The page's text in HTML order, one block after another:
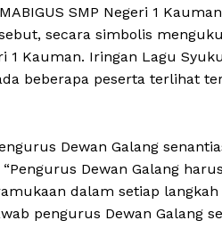
SMP Negeri 1
secara simbolis
1 Kauman. Iringan Lagu
beberapa peserta terlihat
Dewan Galang
Dewan Galang
dalam setiap langkah
pengurus Dewan Galang